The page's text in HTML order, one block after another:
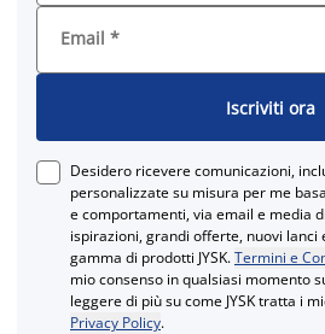
Email *
Iscriviti ora
Desidero ricevere comunicazioni,
personalizzate su misura per me
e comportamenti, via email e media
ispirazioni, grandi offerte, nuovi lanci
gamma di prodotti JYSK.Termini e
mio consenso in qualsiasi momento
leggere di più su come JYSK tratta i
Privacy Policy.